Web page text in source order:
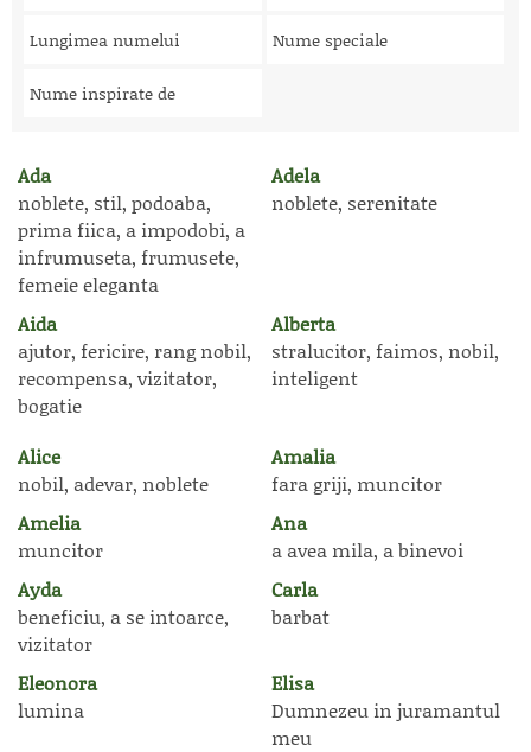
Lungimea numelui Nume speciale
Nume inspirate de
Ada
noblete, stil, podoaba,
prima fiica, a impodobi, a
infrumuseta, frumusete,
femeie eleganta
Adela
noblete, serenitate
Aida
ajutor, fericire, rang nobil,
recompensa, vizitator,
bogatie
Alberta
stralucitor, faimos, nobil,
inteligent
Alice
nobil, adevar, noblete
Amalia
fara griji, muncitor
Amelia
muncitor
Ana
a avea mila, a binevoi
Ayda
beneficiu, a se intoarce,
vizitator
Carla
barbat
Eleonora
lumina
Elisa
Dumnezeu in juramantul
meu